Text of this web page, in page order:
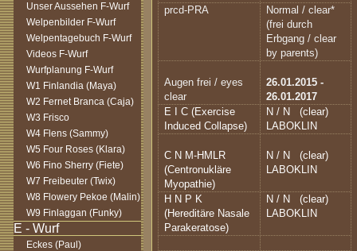
Unser Aussehen F-Wurf
Welpenbilder F-Wurf
Welpentagebuch F-Wurf
Videos F-Wurf
Wurfplanung F-Wurf
W1 Finlandia (Maya)
W2 Fernet Branca (Caja)
W3 Frisco
W4 Flens (Sammy)
W5 Four Roses (Klara)
W6 Fino Sherry (Fiete)
W7 Freibeuter (Twix)
W8 Flowery Pekoe (Malin)
W9 Finlaggan (Funky)
Eckes (Paul)
prcd-PRA
Normal / clear*
(frei durch
Erbgang / clear
by parents)
Augen frei / eyes
clear
26.01.2015 -
26.01.2017
E I C (Exercise
Induced Collapse)
N / N
(clear)
LABOKLIN
C N M-HMLR
(Centronukläre
Myopathie)
N / N
(clear)
LABOKLIN
H N P K
(Hereditäre Nasale
Parakeratose)
N / N
(clear)
LABOKLIN